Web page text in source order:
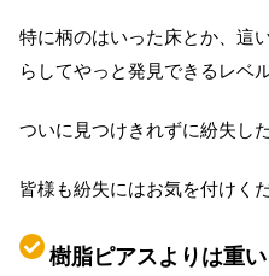
特に柄のはいった床とか、這
らしてやっと発見できるレベ
ついに見つけきれずに紛失し
皆様も紛失にはお気を付けく
樹脂ピアスよりは重い